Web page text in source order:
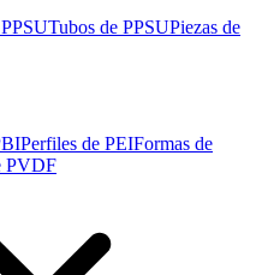
Tubos de PPSUPiezas de
Perfiles de PEIFormas de
PVDF